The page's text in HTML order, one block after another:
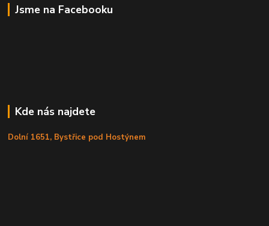
Jsme na Facebooku
Kde nás najdete
Dolní 1651, Bystřice pod Hostýnem